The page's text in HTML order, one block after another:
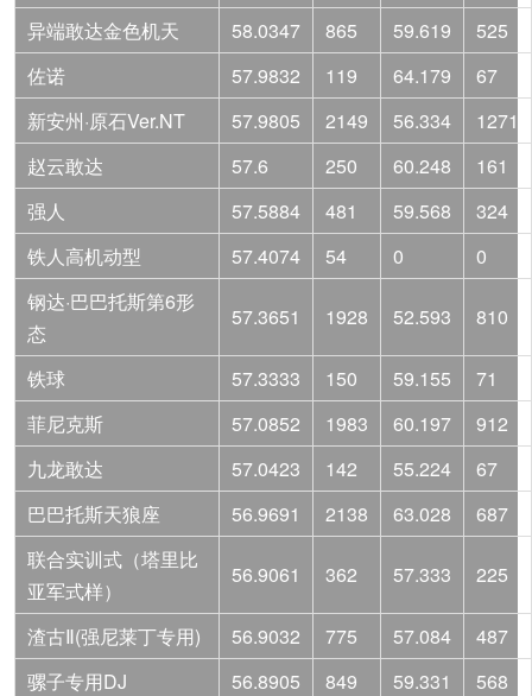
异端敢达金色机天 58.0347 865 59.619
525
佐诺
57.9832 119 64.179
67
新安州·原石Ver.NT
57.9805 2149 56.334
1271
赵云敢达
57.6 250 60.248
161
强人
57.5884 481 59.568
324
铁人高机动型
57.4074 54 0
0
钢达·巴巴托斯第6形
态
57.3651 1928 52.593 810
铁球 57.3333 150 59.155
71
菲尼克斯
57.0852 1983 60.197
912
九龙敢达
57.0423 142 55.224
67
巴巴托斯天狼座
56.9691 2138 63.028
687
联合实训式（塔里比
亚军式样）
56.9061 362 57.333 225
渣古Ⅱ(强尼莱丁专用) 56.9032 775 57.084
487
骡子专用DJ
56.8905 849 59.331
568